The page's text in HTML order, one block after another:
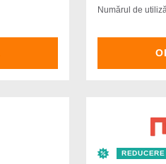
Numărul de
REDUCERE